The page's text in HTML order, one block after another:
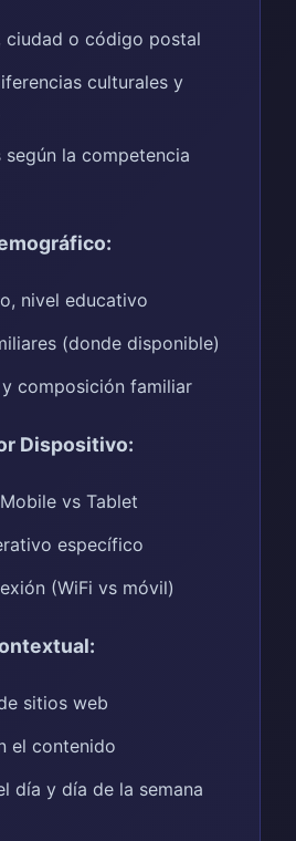
ciudad o código postal
culturales y
según la competencia
nivel educativo
(donde disponible)
composición familiar
Dispositivo:
vs Tablet
específico
(WiFi vs móvil)
sitios web
el contenido
día y día de la semana